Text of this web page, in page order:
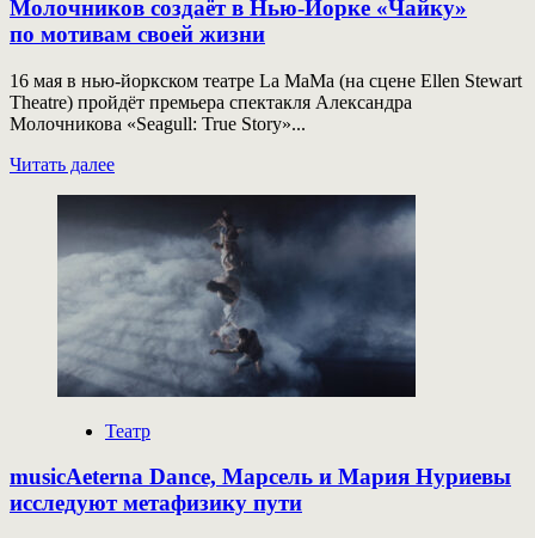
Молочников создаёт в Нью-Йорке «Чайку»
по мотивам своей жизни
16 мая в нью-йоркском театре La MaMa (на сцене Ellen Stewart
Theatre) пройдёт премьера спектакля Александра
Молочникова «Seagull: True Story»...
Читать далееПрочитать
Молочников
создаёт
в Нью-
Йорке
«Чайку»
по мотивам
своей
жизни
Театр
musicAeterna Dance, Марсель и Мария Нуриевы
исследуют метафизику пути